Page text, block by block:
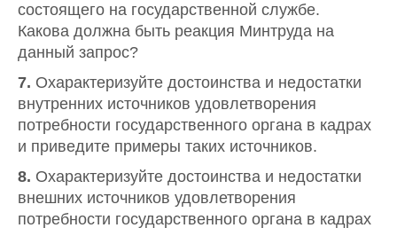
состоящего на государственной службе.
Какова должна быть реакция Минтруда на
данный запрос?
7. Охарактеризуйте достоинства и недостатки
внутренних источников удовлетворения
потребности государственного органа в кадрах
и приведите примеры таких источников.
8. Охарактеризуйте достоинства и недостатки
внешних источников удовлетворения
потребности государственного органа в кадрах